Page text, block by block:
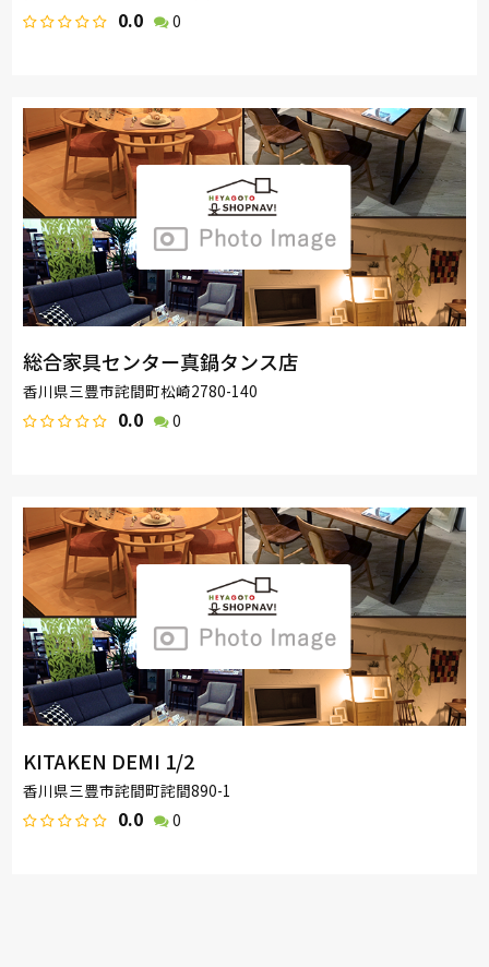
0.0 0
総合家具センター真鍋タンス店
香川県三豊市詫間町松崎2780-140
0.0 0
KITAKEN DEMI 1/2
香川県三豊市詫間町詫間890-1
0.0 0